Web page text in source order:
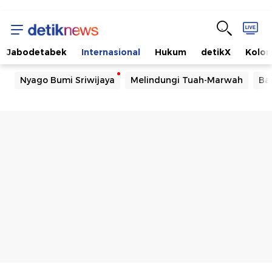
Jabodetabek Internasional Hukum detikX
Nyago Bumi Sriwijaya Melindungi Tuah-Marwah